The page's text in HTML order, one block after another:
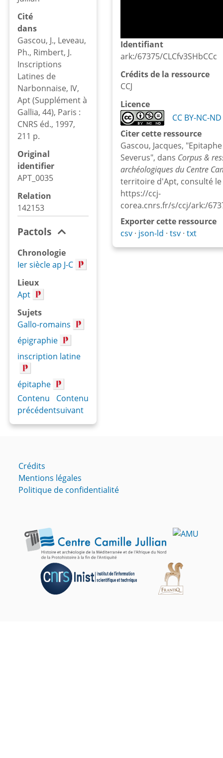
Cité
dans
Gascou, J., Leveau,
Ph., Rimbert, J.
Inscriptions
Latines de
Narbonnaise, IV,
Apt (Supplément à
Gallia, 44), Paris :
CNRS éd., 1997,
211 p.
Original
identifier
APT_0035
Relation
142153
Pactols
Chronologie
Ier siècle ap J-C
Lieux
Apt
Sujets
Gallo-romains
épigraphie
inscription latine
épitaphe
Contenu
précédent
Contenu
suivant
Identifiant
ark:/67375/CLCfv3SHbCCc
Crédits de la ressource
CCJ
Licence
CC BY-NC-
Citer cette ressource
Gascou, Jacques,
Severus", dans Corpus &
archéologiques du Centre
territoire d'Apt, consulté le
https://ccj-
corea.cnrs.fr/s/ccj/ark:/
Exporter cette ressource
csv json-ld tsv txt
Crédits
Mentions légales
Politique de confidentialité